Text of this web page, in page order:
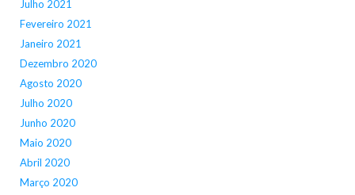
Julho 2021
Fevereiro 2021
Janeiro 2021
Dezembro 2020
Agosto 2020
Julho 2020
Junho 2020
Maio 2020
Abril 2020
Março 2020